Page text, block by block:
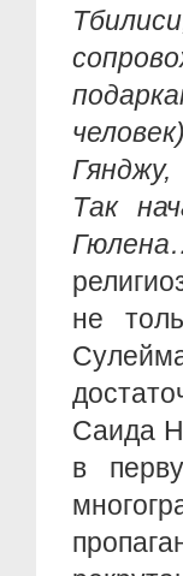
Так
не
Саида
в